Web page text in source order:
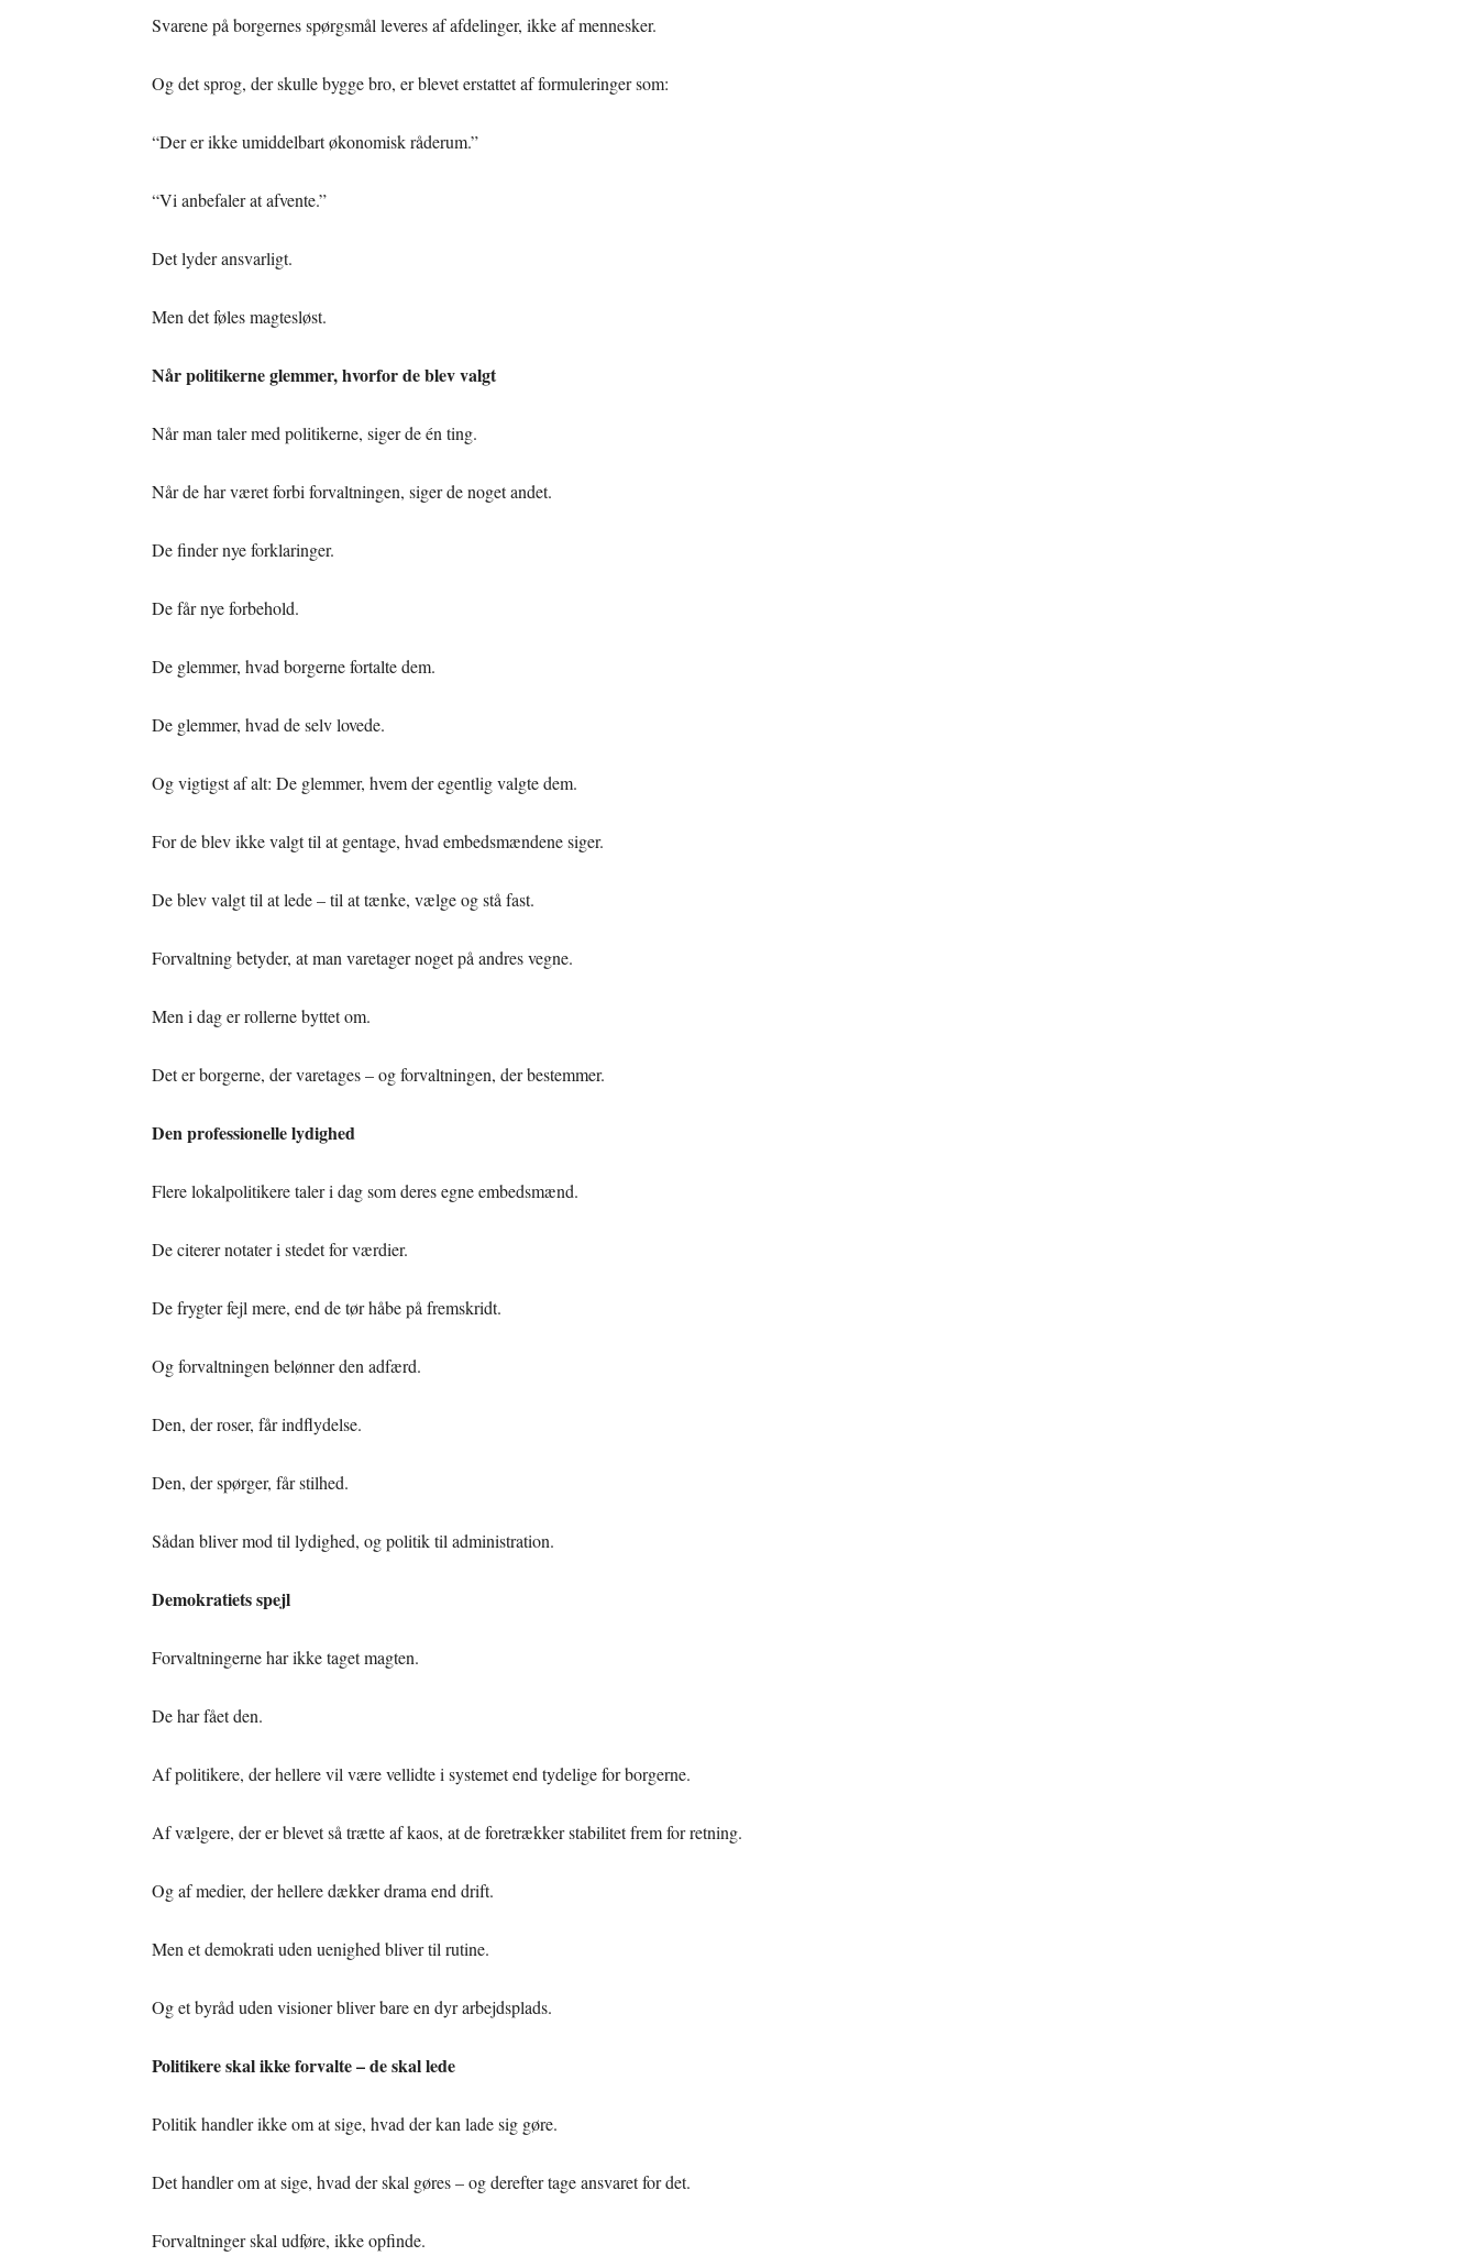
Svarene på borgernes spørgsmål leveres af afdelinger, ikke af mennesker.
Og det sprog, der skulle bygge bro, er blevet erstattet af formuleringer som:
“Der er ikke umiddelbart økonomisk råderum.”
“Vi anbefaler at afvente.”
Det lyder ansvarligt.
Men det føles magtesløst.
Når politikerne glemmer, hvorfor de blev valgt
Når man taler med politikerne, siger de én ting.
Når de har været forbi forvaltningen, siger de noget andet.
De finder nye forklaringer.
De får nye forbehold.
De glemmer, hvad borgerne fortalte dem.
De glemmer, hvad de selv lovede.
Og vigtigst af alt: De glemmer, hvem der egentlig valgte dem.
For de blev ikke valgt til at gentage, hvad embedsmændene siger.
De blev valgt til at lede – til at tænke, vælge og stå fast.
Forvaltning betyder, at man varetager noget på andres vegne.
Men i dag er rollerne byttet om.
Det er borgerne, der varetages – og forvaltningen, der bestemmer.
Den professionelle lydighed
Flere lokalpolitikere taler i dag som deres egne embedsmænd.
De citerer notater i stedet for værdier.
De frygter fejl mere, end de tør håbe på fremskridt.
Og forvaltningen belønner den adfærd.
Den, der roser, får indflydelse.
Den, der spørger, får stilhed.
Sådan bliver mod til lydighed, og politik til administration.
Demokratiets spejl
Forvaltningerne har ikke taget magten.
De har fået den.
Af politikere, der hellere vil være vellidte i systemet end tydelige for borgerne.
Af vælgere, der er blevet så trætte af kaos, at de foretrækker stabilitet frem for retning.
Og af medier, der hellere dækker drama end drift.
Men et demokrati uden uenighed bliver til rutine.
Og et byråd uden visioner bliver bare en dyr arbejdsplads.
Politikere skal ikke forvalte – de skal lede
Politik handler ikke om at sige, hvad der kan lade sig gøre.
Det handler om at sige, hvad der skal gøres – og derefter tage ansvaret for det.
Forvaltninger skal udføre, ikke opfinde.